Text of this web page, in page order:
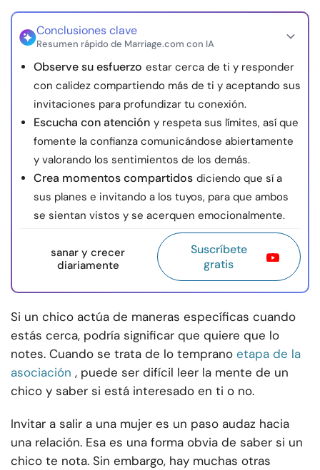
Conclusiones clave
Resumen rápido de Marriage.com con IA
Observe su esfuerzo estar cerca de ti y responder
con calidez compartiendo más de ti y aceptando sus
invitaciones para profundizar tu conexión.
Escucha con atención y respeta sus límites, así que
fomente la confianza comunicándose abiertamente
y valorando los sentimientos de los demás.
Crea momentos compartidos diciendo que sí a
sus planes e invitando a los tuyos, para que ambos
se sientan vistos y se acerquen emocionalmente.
sanar y crecer
diariamente
Suscríbete
gratis
Si un chico actúa de maneras específicas cuando
estás cerca, podría significar que quiere que lo
notes. Cuando se trata de lo temprano etapa de la
asociación , puede ser difícil leer la mente de un
chico y saber si está interesado en ti o no.
Invitar a salir a una mujer es un paso audaz hacia
una relación. Esa es una forma obvia de saber si un
chico te nota. Sin embargo, hay muchas otras